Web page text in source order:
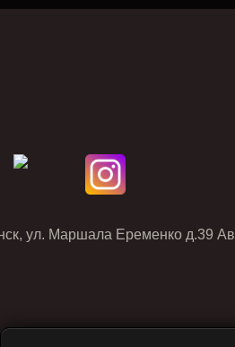
ул. Маршала Еременко д.39